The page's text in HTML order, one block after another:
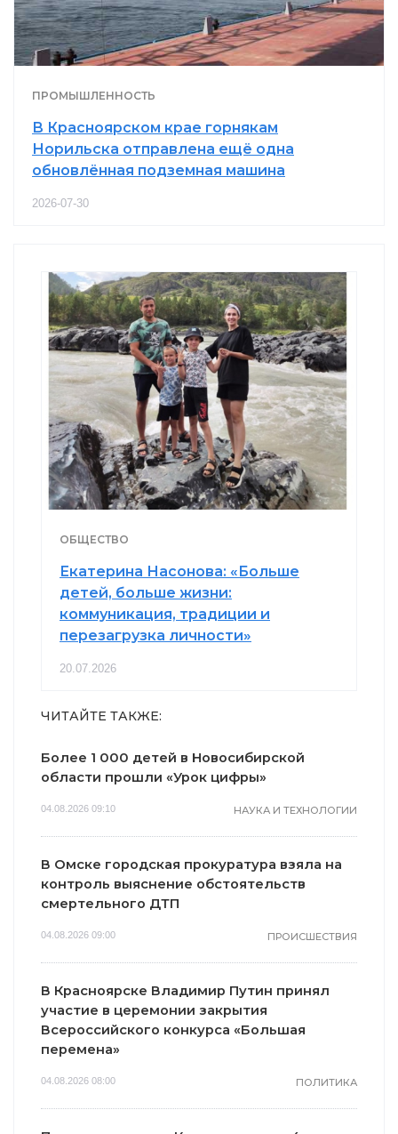
ПРОМЫШЛЕННОСТЬ
В Красноярском крае горнякам
Норильска отправлена ещё одна
обновлённая подземная машина
2026-07-30
ОБЩЕСТВО
Екатерина Насонова: «Больше
детей, больше жизни:
коммуникация, традиции и
перезагрузка личности»
20.07.2026
ЧИТАЙТЕ ТАКЖЕ:
Более 1 000 детей в Новосибирской
области прошли «Урок цифры»
04.08.2026 09:10 НАУКА И ТЕХНОЛОГИИ
В Омске городская прокуратура взяла на
контроль выяснение обстоятельств
смертельного ДТП
04.08.2026 09:00 ПРОИСШЕСТВИЯ
В Красноярске Владимир Путин принял
участие в церемонии закрытия
Всероссийского конкурса «Большая
перемена»
04.08.2026 08:00 ПОЛИТИКА